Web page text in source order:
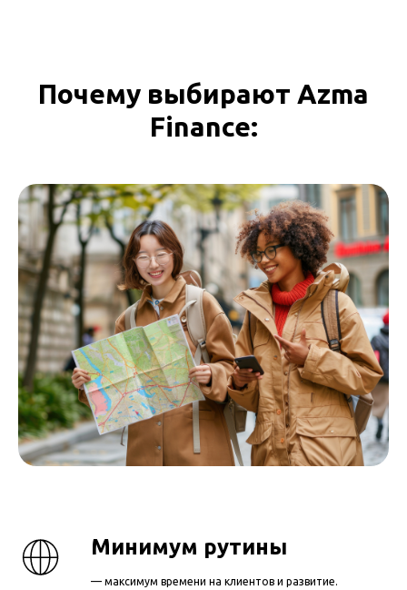
Почему выбирают Azma
Finance:
Минимум рутины
— максимум времени на клиентов и развитие.